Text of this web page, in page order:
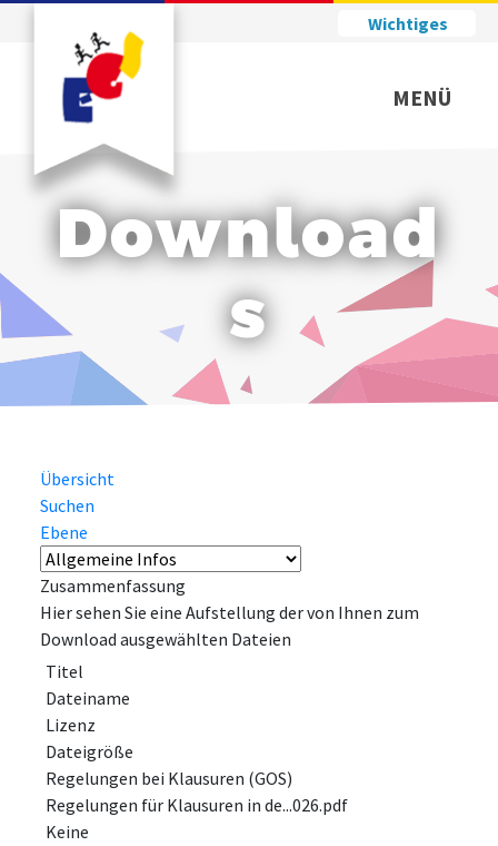
Wichtiges
MENÜ
Download
s
Übersicht
Suchen
Ebene
Zusammenfassung
Hier sehen Sie eine Aufstellung der von Ihnen zum
Download ausgewählten Dateien
Titel
Dateiname
Lizenz
Dateigröße
Regelungen bei Klausuren (GOS)
Regelungen für Klausuren in de...026.pdf
Keine